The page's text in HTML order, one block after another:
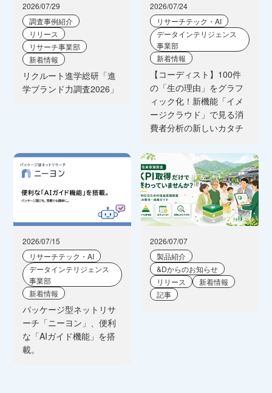
2026/07/29
調査事例紹介
リリース
リサーチ事業部
新着情報
リクルート進学総研「進
学ブランド力調査2026」
2026/07/24
リサーチテック・AI
データインテリジェンス
事業部
新着情報
【コーディスト】100件
の「生の理由」をグラフ
ィック化！新機能「イメ
ージクラウド」で見る消
費者分析の新しいカタチ
2026/07/15
リサーチテック・AI
データインテリジェンス
事業部
新着情報
パッケージ型ネットリサ
ーチ「ニーヨン」、便利
な「AIガイド機能」を搭
載。
2026/07/07
製品紹介
&Dからのお知らせ
リリース
新着情報
記事